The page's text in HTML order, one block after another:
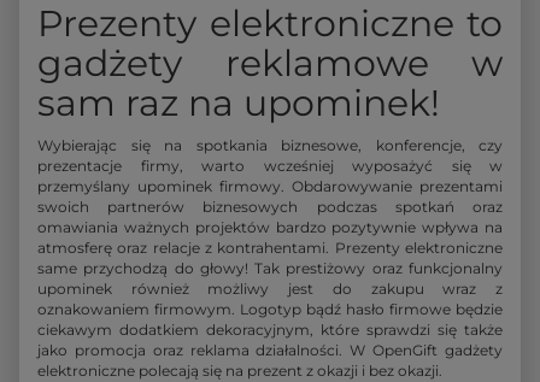
Prezenty elektroniczne to
gadżety reklamowe w
sam raz na upominek!
Wybierając się na spotkania biznesowe, konferencje, czy
prezentacje firmy, warto wcześniej wyposażyć się w
przemyślany upominek firmowy. Obdarowywanie prezentami
swoich partnerów biznesowych podczas spotkań oraz
omawiania ważnych projektów bardzo pozytywnie wpływa na
atmosferę oraz relacje z kontrahentami. Prezenty elektroniczne
same przychodzą do głowy! Tak prestiżowy oraz funkcjonalny
upominek również możliwy jest do zakupu wraz z
oznakowaniem firmowym. Logotyp bądź hasło firmowe będzie
ciekawym dodatkiem dekoracyjnym, które sprawdzi się także
jako promocja oraz reklama działalności. W OpenGift gadżety
elektroniczne polecają się na prezent z okazji i bez okazji.